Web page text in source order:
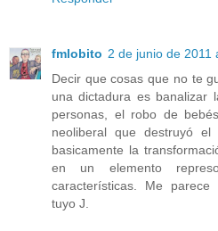
fmlobito 2 de junio de 2011
Decir que cosas que no te
una dictadura es banalizar
personas, el robo de
neoliberal que destruyó el
basicamente la
en un elemento
características. Me
tuyo J.